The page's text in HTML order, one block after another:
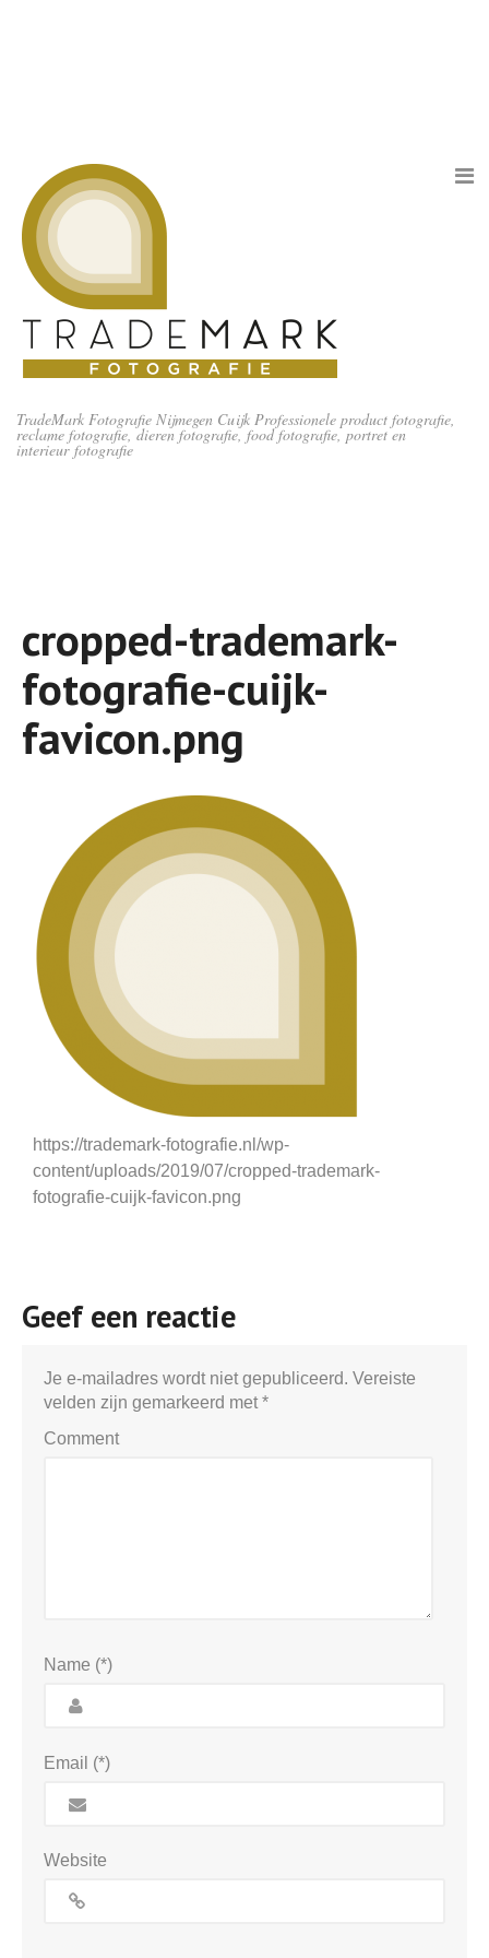
TradeMark Fotografie Nijmegen Cuijk Professionele product fotografie,
reclame fotografie, dieren fotografie, food fotografie, portret en
interieur fotografie
cropped-trademark-
fotografie-cuijk-
favicon.png
https://trademark-fotografie.nl/wp-
content/uploads/2019/07/cropped-trademark-
fotografie-cuijk-favicon.png
Geef een reactie
Je e-mailadres wordt niet gepubliceerd. Vereiste
velden zijn gemarkeerd met *
Comment
Name (*)
Email (*)
Website